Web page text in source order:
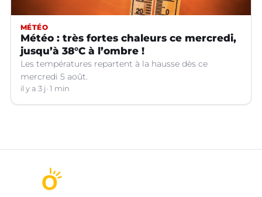
MÉTÉO
Météo : très fortes chaleurs ce mercredi,
jusqu’à 38°C à l’ombre !
Les températures repartent à la hausse dès ce
mercredi 5 août.
il y a 3 j 1 min